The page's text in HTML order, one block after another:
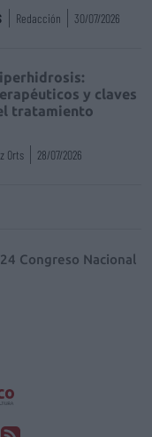
Redacción 30/07/2026
y claves
tratamiento
Orts 28/07/2026
Congreso Nacional